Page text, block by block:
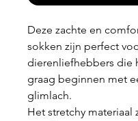
Deze zachte en
sokken zijn perfect
dierenliefhebbers die
graag beginnen met
glimlach.
Het stretchy materiaal